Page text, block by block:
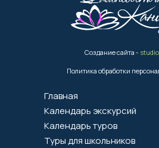
Политика обработки
Создание сайта -
Главная
Календарь экскурсий
Календарь туров
Туры для школьников